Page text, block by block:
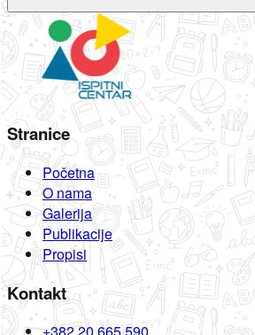
Stranice
Početna
O nama
Galerija
Publikacije
Propisi
Kontakt